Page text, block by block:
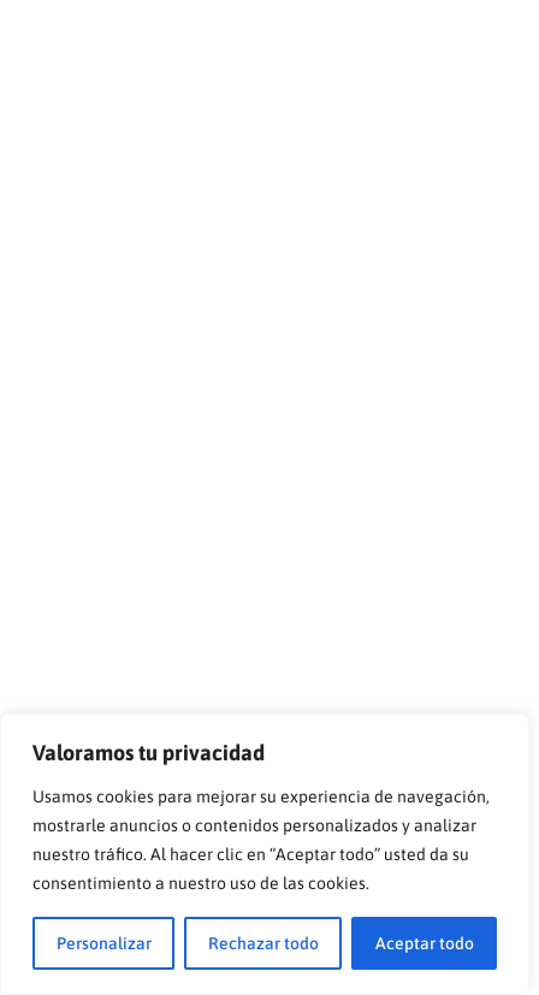
Valoramos tu privacidad
Usamos cookies para mejorar su experiencia de navegación,
mostrarle anuncios o contenidos personalizados y analizar
nuestro tráfico. Al hacer clic en “Aceptar todo” usted da su
consentimiento a nuestro uso de las cookies.
Personalizar Rechazar todo Aceptar todo